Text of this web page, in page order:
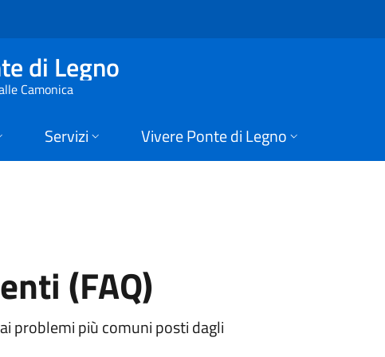
| Comune di
di Legno
Camonica
Servizi Vivere Ponte di Legno
(FAQ)
problemi più comuni posti dagli